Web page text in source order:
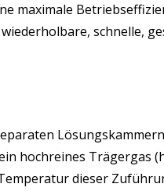
maximale
schnelle,
hochreines Trägergas
dieser